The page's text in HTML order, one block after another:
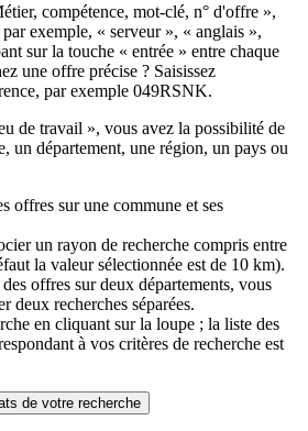
compétence, mot-clé, n° d'offre »,
exemple, « serveur », « anglais »,
sur la touche « entrée » entre chaque
une offre précise ? Saisissez
par exemple 049RSNK.
de travail », vous avez la possibilité de
un département, une région, un pays ou
offres sur une commune et ses
un rayon de recherche compris entre
la valeur sélectionnée est de 10 km).
offres sur deux départements, vous
deux recherches séparées.
en cliquant sur la loupe ; la liste des
à vos critères de recherche est
de votre recherche